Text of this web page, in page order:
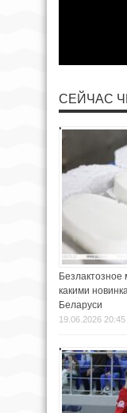
СЕЙЧАС
Безлактозное
какими
Беларуси
19.06.2026 20:45